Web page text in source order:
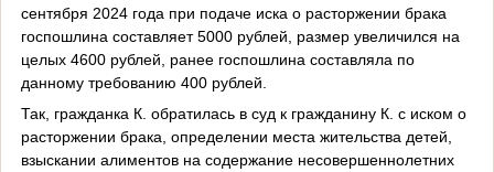
сентября 2024 года при подаче иска о расторжении брака
госпошлина составляет 5000 рублей, размер увеличился на
целых 4600 рублей, ранее госпошлина составляла по
данному требованию 400 рублей.
Так, гражданка К. обратилась в суд к гражданину К. с иском о
расторжении брака, определении места жительства детей,
взыскании алиментов на содержание несовершеннолетних